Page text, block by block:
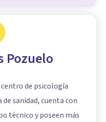
Pozuelo
centro de psicología
sanidad, cuenta con
técnico y poseen más